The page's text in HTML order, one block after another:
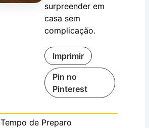
surpreender em
casa sem
complicação.
Imprimir
Pin no
Pinterest
Tempo de Preparo